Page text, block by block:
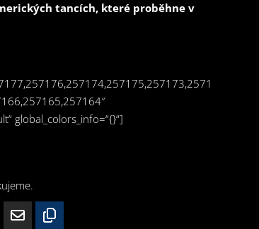
tancích, které proběhne v
global_colors_info=“{}“]